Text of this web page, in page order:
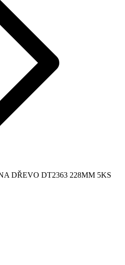
DŘEVO DT2363 228MM 5KS